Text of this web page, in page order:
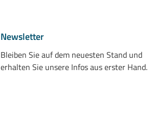
Newsletter
Bleiben Sie auf dem neuesten Stand und
erhalten Sie unsere Infos aus erster Hand.